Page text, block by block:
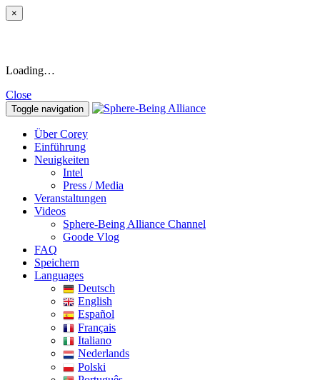
×
Loading…
Close
Toggle navigation
Über Corey
Einführung
Neuigkeiten
Intel
Press / Media
Veranstaltungen
Videos
Sphere-Being Alliance Channel
Goode Vlog
FAQ
Speichern
Languages
Deutsch
English
Español
Français
Italiano
Nederlands
Polski